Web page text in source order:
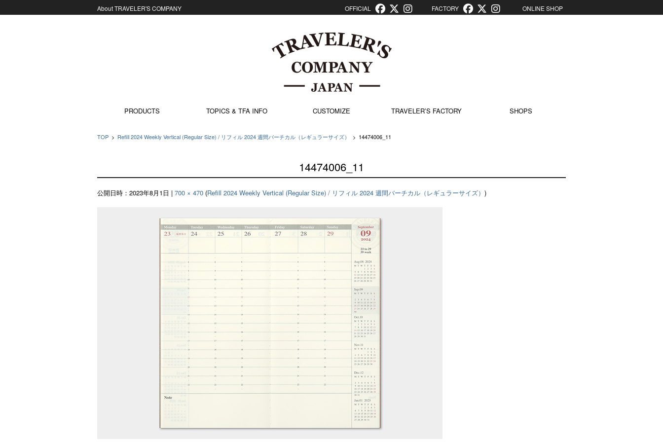
About TRAVELER'S COMPANY OFFICIAL FACTORY ONLINE SHOP
PRODUCTS
TOPICS & TFA INFO CUSTOMIZE TRAVELER’S FACTORY SHOPS
TOP > Refill 2024 Weekly Vertical (Regular Size) / リフィル 2024 週間バーチカル（レギュラーサイズ） > 14474006_11
14474006_11
公開日時： 2023年8月1日 | 700 × 470 (Refill 2024 Weekly Vertical (Regular Size) / リフィル 2024 週間バーチカル（レギュラーサイズ） )